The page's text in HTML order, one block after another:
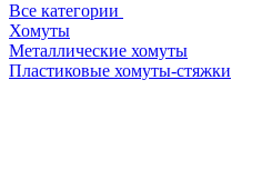
Все категории
Хомуты
Металлические хомуты
Пластиковые хомуты-стяжки